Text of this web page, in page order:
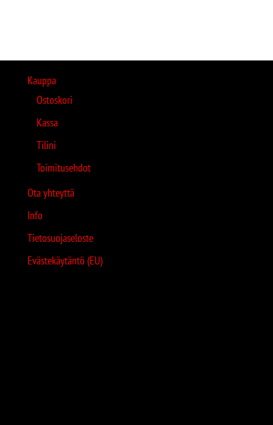
Kauppa
Ostoskori
Kassa
Tilini
Toimitusehdot
Ota yhteyttä
Info
Tietosuojaseloste
Evästekäytäntö (EU)